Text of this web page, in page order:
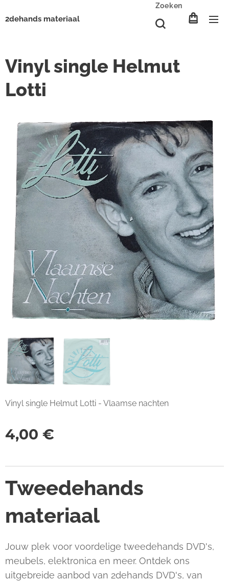
2dehands materiaal
Zoeken
Vinyl single Helmut
Lotti
Vinyl single Helmut Lotti - Vlaamse nachten
4,00 €
Tweedehands
materiaal
Jouw plek voor voordelige tweedehands DVD's,
meubels, elektronica en meer. Ontdek ons
uitgebreide aanbod van 2dehands DVD's, van